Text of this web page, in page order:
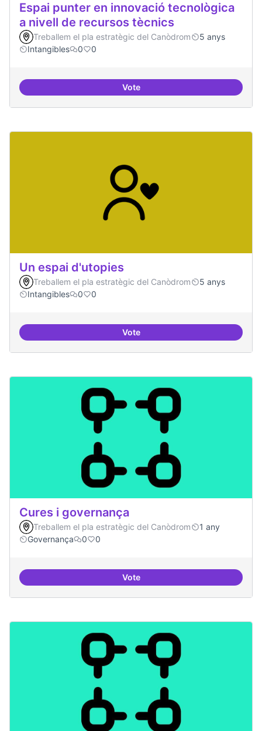
Espai punter en innovació tecnològica
a nivell de recursos tècnics
Treballem el pla estratègic del Canòdrom
5 anys
Intangibles
0 0
VoteEspai punter en innovació
Un espai d'utopies
Treballem el pla estratègic del Canòdrom
5 anys
Intangibles
0 0
VoteUn espai d'utopies
Cures i governança
Treballem el pla estratègic del Canòdrom
1 any
Governança
0 0
VoteCures i governança